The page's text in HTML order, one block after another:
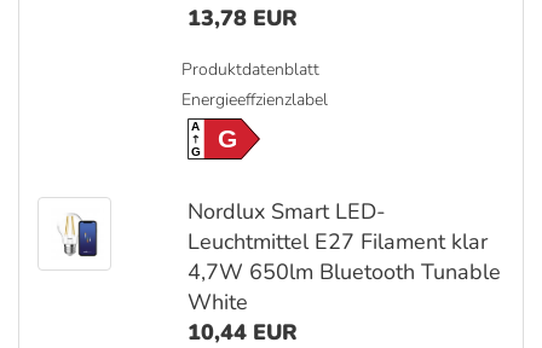
13,78 EUR
Produktdatenblatt
Energieeffzienzlabel
A
GG
Nordlux Smart LED-
Leuchtmittel E27 Filament klar
4,7W 650lm Bluetooth Tunable
White
10,44 EUR